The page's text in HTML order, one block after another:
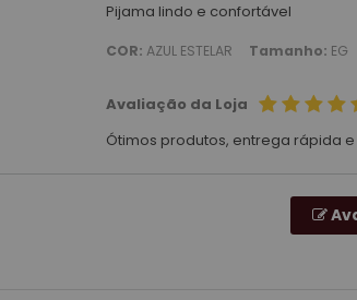
Pijama lindo e confortável
COR: AZUL ESTELAR Tamanho: EG
Avaliação da Loja
Ótimos produtos, entrega rápida